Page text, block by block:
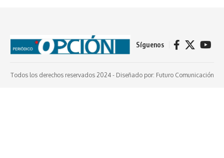
Síguenos
Todos los derechos reservados 2024 - Diseñado por: Futuro Comunicación